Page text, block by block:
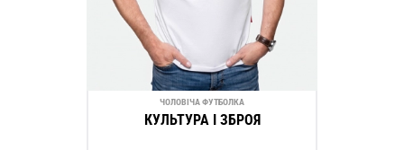
ЧОЛОВІЧА ФУТБОЛКА
КУЛЬТУРА І ЗБРОЯ